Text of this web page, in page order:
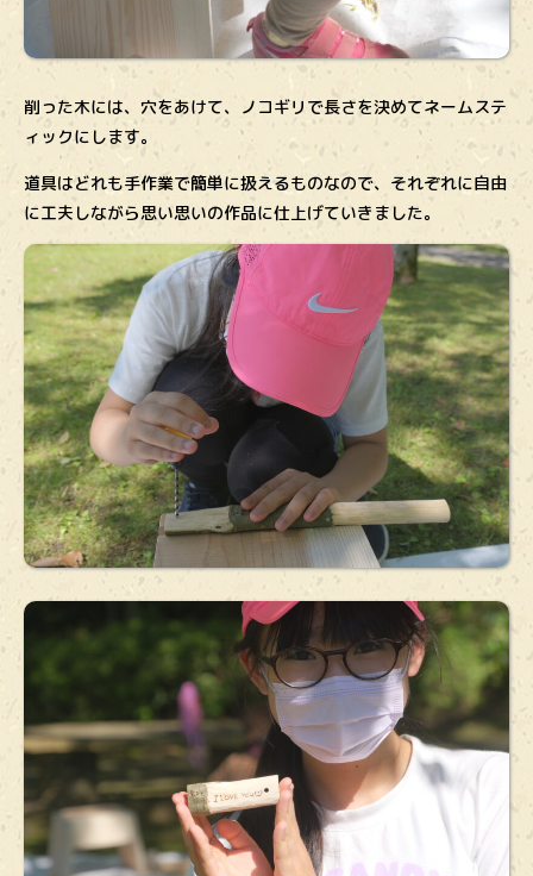
削った木には、穴をあけて、ノコギリで長さを決めてネームステ
ィックにします。
道具はどれも手作業で簡単に扱えるものなので、それぞれに自由
に工夫しながら思い思いの作品に仕上げていきました。